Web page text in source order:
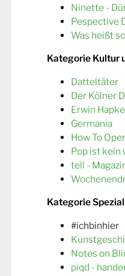
Ninette -
Pespective
Was heißt
Kategorie Kultur
Datteltäter
Der Kölner
Erwin
Germania
How To
Pop ist kein
tell -
Kategorie Spezial
#ichbinhier
Notes on
piqd -